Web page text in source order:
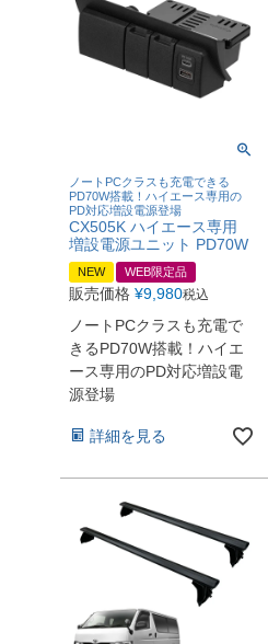
ノートPCクラスも充電できる
PD70W搭載！ハイエース専用の
PD対応増設電源登場
CX505K ハイエース専用
増設電源ユニット PD70W
NEW WEB限定品
販売価格 ¥9,980税込
ノートPCクラスも充電で
きるPD70W搭載！ハイエ
ース専用のPD対応増設電
源登場
詳細を見る